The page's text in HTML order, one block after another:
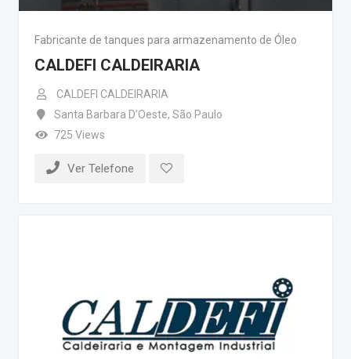
Fabricante de tanques para armazenamento de Óleo
CALDEFI CALDEIRARIA
CALDEFI CALDEIRARIA
Santa Barbara D’Oeste, São Paulo
725 Views
Ver Telefone